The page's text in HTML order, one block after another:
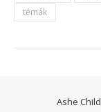
témák
Ashe